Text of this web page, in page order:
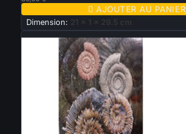
 AJOUTER AU PANIER
Dimension: 21 x 1 x 29.5 cm
Nouveau